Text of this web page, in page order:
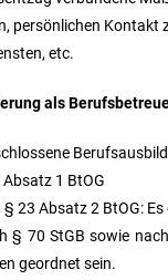
persönlichen
etc.
als
1 BtOG
23 Absatz 2 BtOG:
§ 70 StGB sowie
geordnet sein.